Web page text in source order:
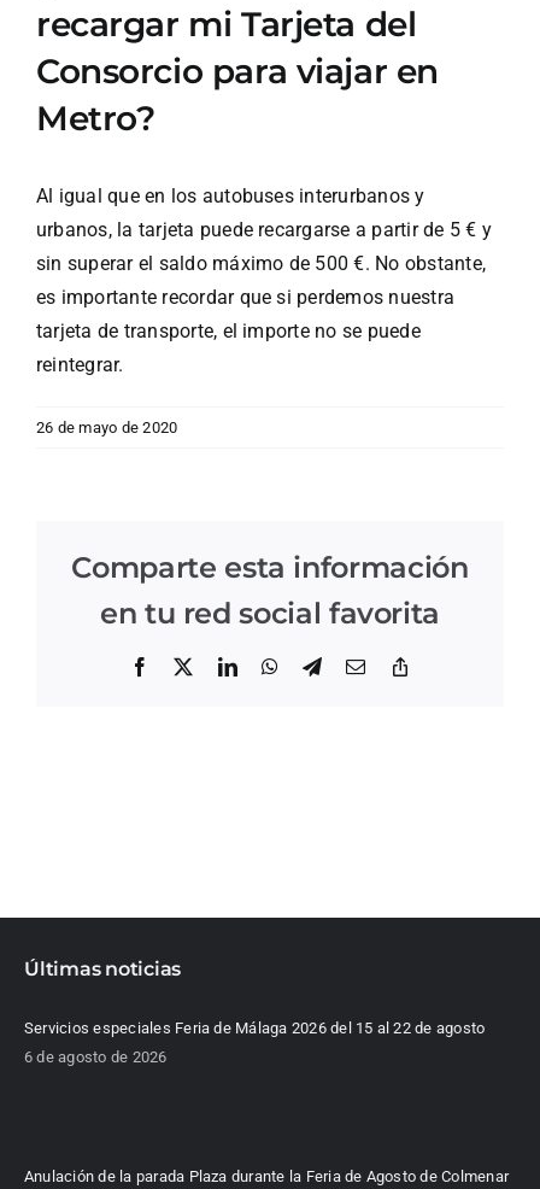
recargar mi Tarjeta del
Consorcio para viajar en
Metro?
Al igual que en los autobuses interurbanos y
urbanos, la tarjeta puede recargarse a partir de 5 € y
sin superar el saldo máximo de 500 €. No obstante,
es importante recordar que si perdemos nuestra
tarjeta de transporte, el importe no se puede
reintegrar.
26 de mayo de 2020
Comparte esta información
en tu red social favorita
Facebook LinkedInWhatsApp
Telegram
Correo
Últimas noticias
Servicios especiales Feria de Málaga 2026 del 15 al 22 de agosto
6 de agosto de 2026
Anulación de la parada Plaza durante la Feria de Agosto de Colmenar